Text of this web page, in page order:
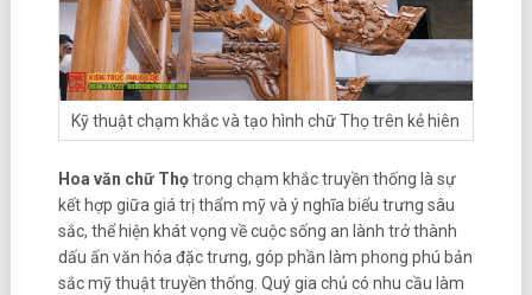
Kỹ thuật chạm khắc và tạo hình chữ Thọ trên kẻ hiên
Hoa văn chữ Thọtrong chạm khắc truyền thống là sự
kết hợp giữa giá trị thẩm mỹ và ý nghĩa biểu trưng sâu
sắc, thể hiện khát vọng về cuộc sống an lành trở thành
dấu ấn văn hóa đặc trưng, góp phần làm phong phú bản
sắc mỹ thuật truyền thống. Quý gia chủ có nhu cầu làm